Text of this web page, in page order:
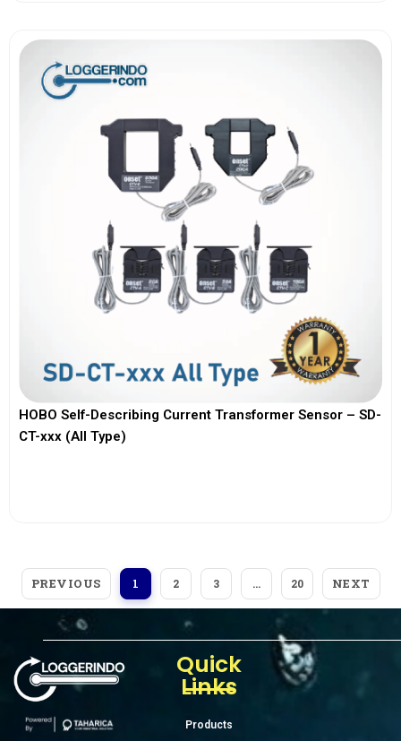
HOBO Self-Describing Current Transformer Sensor – SD-
CT-xxx (All Type)
PREVIOUS 1 2 3 … 20 NEXT
Quick
Links
Products